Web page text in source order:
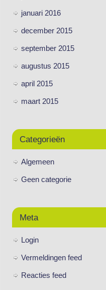
januari 2016
december 2015
september 2015
augustus 2015
april 2015
maart 2015
Categorieën
Algemeen
Geen categorie
Meta
Login
Vermeldingen feed
Reacties feed